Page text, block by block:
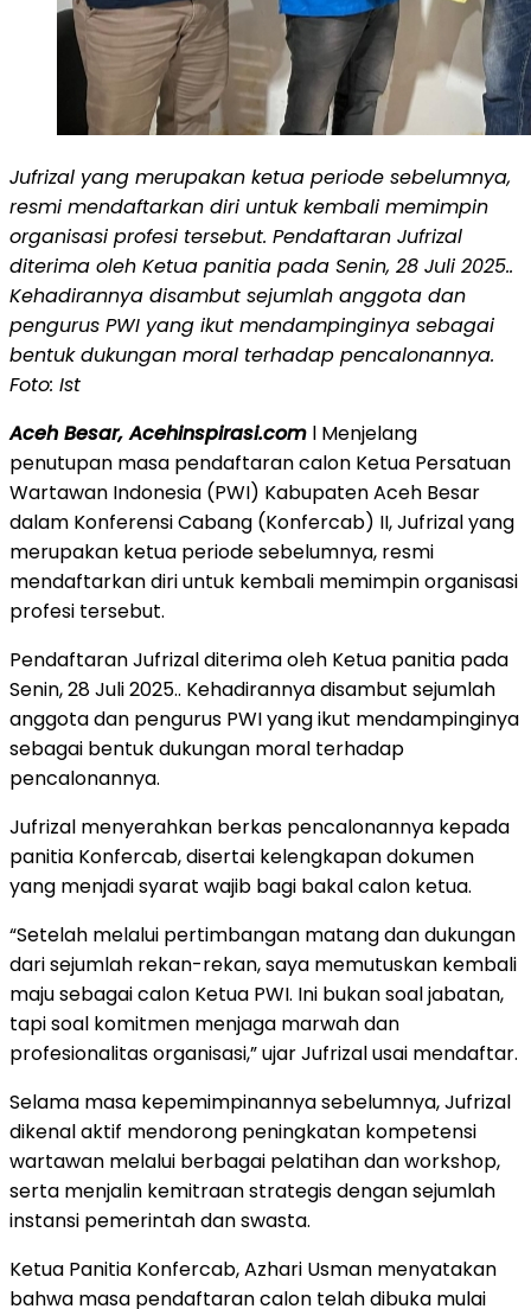
Jufrizal yang merupakan ketua periode sebelumnya,
resmi mendaftarkan diri untuk kembali memimpin
organisasi profesi tersebut. Pendaftaran Jufrizal
diterima oleh Ketua panitia pada Senin, 28 Juli 2025..
Kehadirannya disambut sejumlah anggota dan
pengurus PWI yang ikut mendampinginya sebagai
bentuk dukungan moral terhadap pencalonannya.
Foto: Ist
Aceh Besar, Acehinspirasi.com l Menjelang
penutupan masa pendaftaran calon Ketua Persatuan
Wartawan Indonesia (PWI) Kabupaten Aceh Besar
dalam Konferensi Cabang (Konfercab) II, Jufrizal yang
merupakan ketua periode sebelumnya, resmi
mendaftarkan diri untuk kembali memimpin organisasi
profesi tersebut.
Pendaftaran Jufrizal diterima oleh Ketua panitia pada
Senin, 28 Juli 2025.. Kehadirannya disambut sejumlah
anggota dan pengurus PWI yang ikut mendampinginya
sebagai bentuk dukungan moral terhadap
pencalonannya.
Jufrizal menyerahkan berkas pencalonannya kepada
panitia Konfercab, disertai kelengkapan dokumen
yang menjadi syarat wajib bagi bakal calon ketua.
“Setelah melalui pertimbangan matang dan dukungan
dari sejumlah rekan-rekan, saya memutuskan kembali
maju sebagai calon Ketua PWI. Ini bukan soal jabatan,
tapi soal komitmen menjaga marwah dan
profesionalitas organisasi,” ujar Jufrizal usai mendaftar.
Selama masa kepemimpinannya sebelumnya, Jufrizal
dikenal aktif mendorong peningkatan kompetensi
wartawan melalui berbagai pelatihan dan workshop,
serta menjalin kemitraan strategis dengan sejumlah
instansi pemerintah dan swasta.
Ketua Panitia Konfercab, Azhari Usman menyatakan
bahwa masa pendaftaran calon telah dibuka mulai